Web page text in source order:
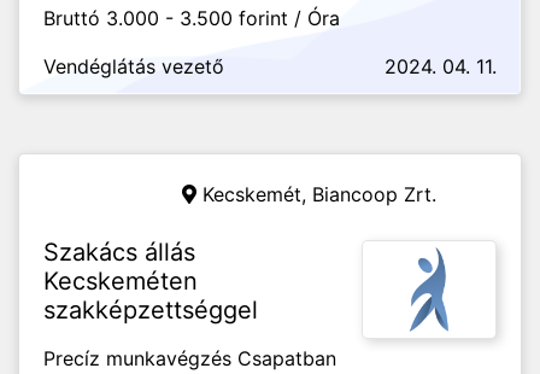
Bruttó 3.000 - 3.500 forint / Óra
Vendéglátás vezető
2024. 04. 11.
Kecskemét, Biancoop Zrt.
Szakács állás
Kecskeméten
szakképzettséggel
Precíz munkavégzés Csapatban